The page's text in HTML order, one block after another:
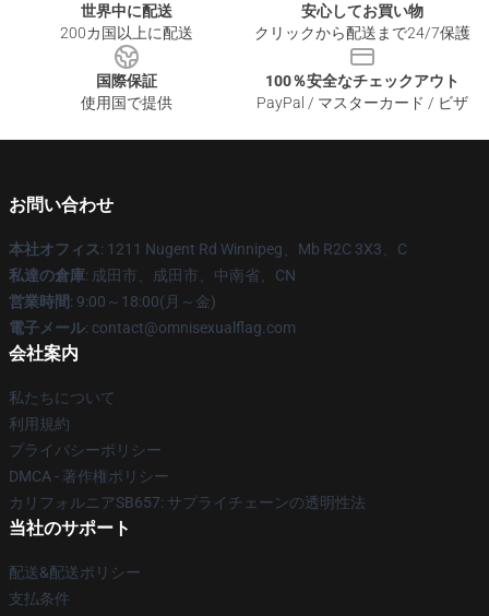
世界中に配送
200カ国以上に配送
安心してお買い物
クリックから配送まで24/7保護
国際保証
使用国で提供
100％安全なチェックアウト
PayPal / マスターカード / ビザ
お問い合わせ
本社オフィス: 1211 Nugent Rd Winnipeg、Mb R2C 3X3、C
私達の倉庫: 成田市、成田市、中南省、CN
営業時間: 9:00～18:00(月～金)
電子メール: contact@omnisexualflag.com
会社案内
私たちについて
利用規約
プライバシーポリシー
DMCA - 著作権ポリシー
カリフォルニアSB657: サプライチェーンの透明性法
当社のサポート
配送&配送ポリシー
支払条件